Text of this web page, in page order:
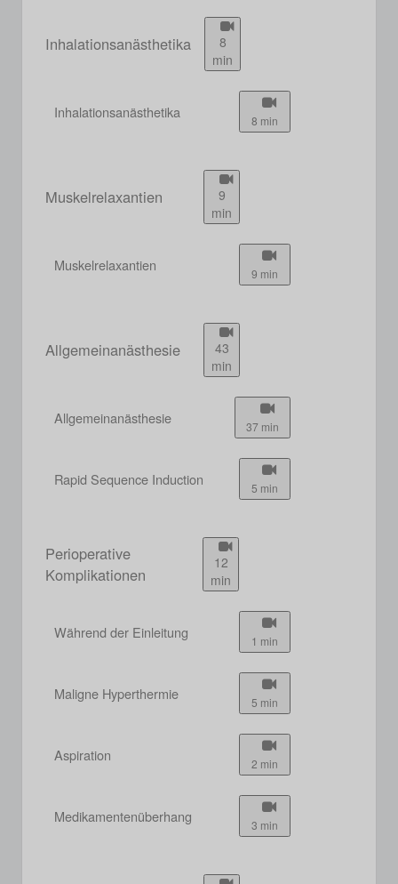
Inhalationsanästhetika
8
min
Inhalationsanästhetika 8 min
Muskelrelaxantien
9
min
Muskelrelaxantien 9 min
Allgemeinanästhesie
43
min
Allgemeinanästhesie 37 min
Rapid Sequence Induction 5 min
Perioperative
Komplikationen
12
min
Während der Einleitung 1 min
Maligne Hyperthermie 5 min
Aspiration 2 min
Medikamentenüberhang 3 min